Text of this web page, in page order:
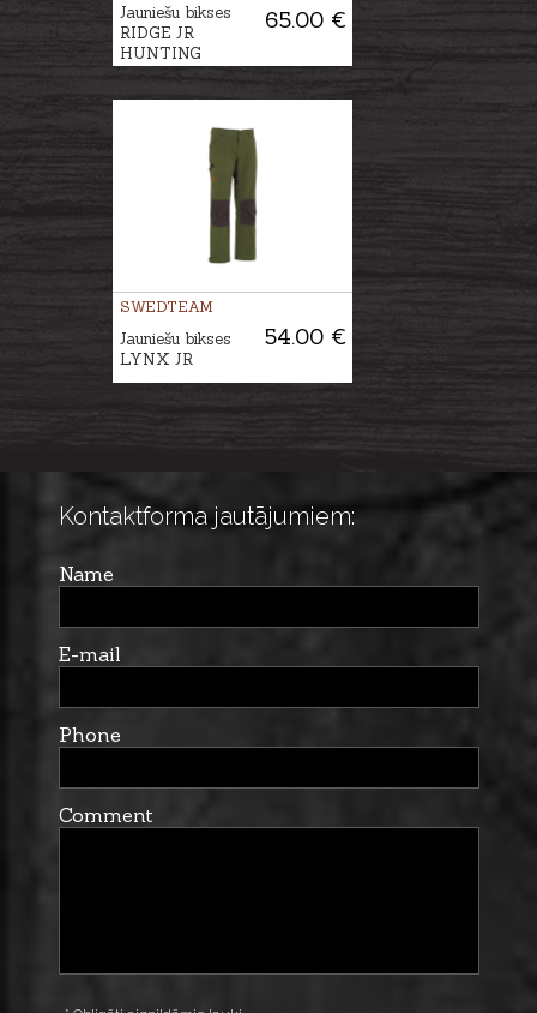
65.00 €
Jauniešu bikses
RIDGE JR
HUNTING
SWEDTEAM
54.00 €
Jauniešu bikses
LYNX JR
Kontaktforma jautājumiem:
Name
E-mail
Phone
Comment